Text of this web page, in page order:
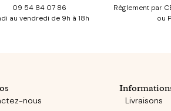
09 54 84 07 86
au vendredi de 9h à 18h
Règlement par
ou
nous Livraisons